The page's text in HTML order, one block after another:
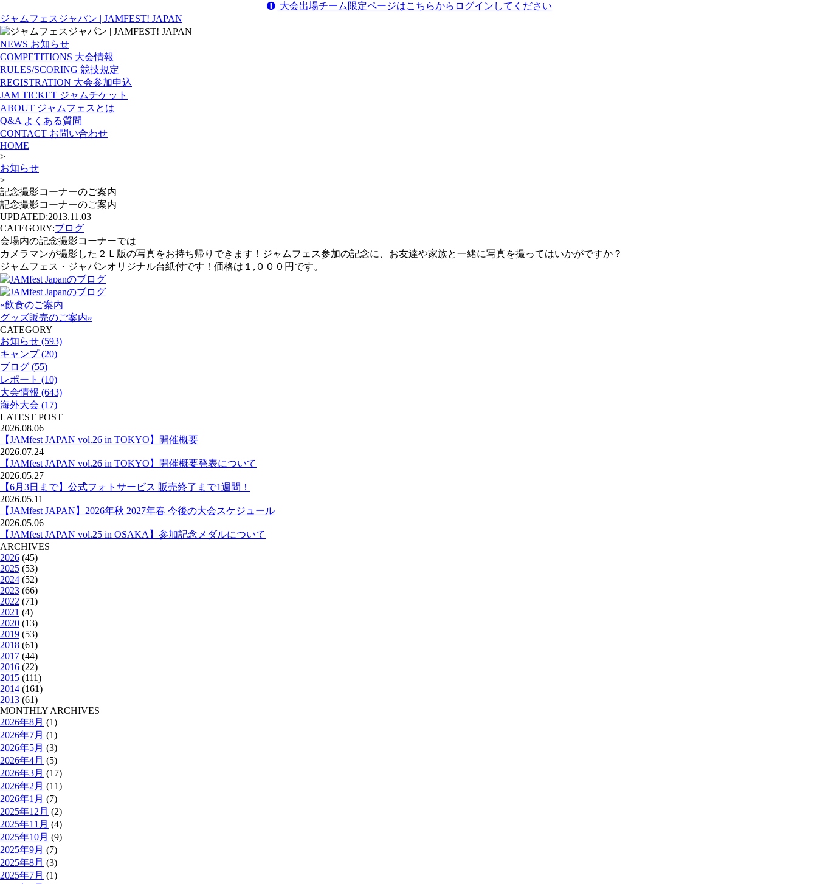
大会出場チーム限定ページはこちらからログインしてください
ジャムフェスジャパン | JAMFEST! JAPAN
NEWS お知らせ
COMPETITIONS 大会情報
RULES/SCORING 競技規定
REGISTRATION 大会参加申込
JAM TICKET ジャムチケット
ABOUT ジャムフェスとは
Q&A よくある質問
CONTACT お問い合わせ
HOME
>
お知らせ
>
記念撮影コーナーのご案内
記念撮影コーナーのご案内
UPDATED:2013.11.03
CATEGORY:ブログ
会場内の記念撮影コーナーでは
カメラマンが撮影した２Ｌ版の写真をお持ち帰りできます！ジャムフェス参加の記念に、お友達や家族と一緒に写真を撮ってはいかがですか？
ジャムフェス・ジャパンオリジナル台紙付です！価格は１,０００円です。
«飲食のご案内
グッズ販売のご案内»
CATEGORY
お知らせ (593)
キャンプ (20)
ブログ (55)
レポート (10)
大会情報 (643)
海外大会 (17)
LATEST POST
2026.08.06
【JAMfest JAPAN vol.26 in TOKYO】開催概要
2026.07.24
【JAMfest JAPAN vol.26 in TOKYO】開催概要発表について
2026.05.27
【6月3日まで】公式フォトサービス 販売終了まで1週間！
2026.05.11
【JAMfest JAPAN】2026年秋 2027年春 今後の大会スケジュール
2026.05.06
【JAMfest JAPAN vol.25 in OSAKA】参加記念メダルについて
ARCHIVES
2026 (45)
2025 (53)
2024 (52)
2023 (66)
2022 (71)
2021 (4)
2020 (13)
2019 (53)
2018 (61)
2017 (44)
2016 (22)
2015 (111)
2014 (161)
2013 (61)
MONTHLY ARCHIVES
2026年8月 (1)
2026年7月 (1)
2026年5月 (3)
2026年4月 (5)
2026年3月 (17)
2026年2月 (11)
2026年1月 (7)
2025年12月 (2)
2025年11月 (4)
2025年10月 (9)
2025年9月 (7)
2025年8月 (3)
2025年7月 (1)